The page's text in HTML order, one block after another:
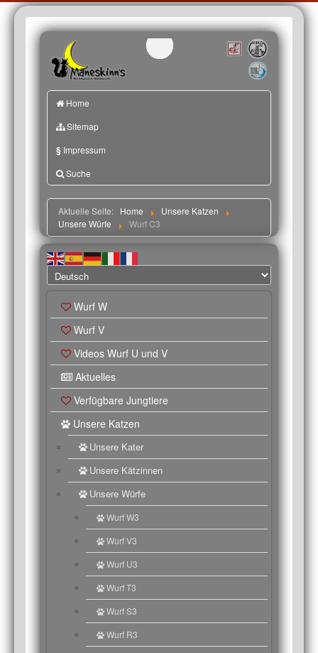
Home
Sitemap
§ Impressum
Suche
Aktuelle Seite: Home
Unsere Katzen
Unsere Würfe
Wurf C3
Wurf W
Wurf V
Videos Wurf U und V
Aktuelles
Verfügbare Jungtiere
Unsere Katzen
Unsere Kater
Unsere Kätzinnen
Unsere Würfe
Wurf W3
Wurf V3
Wurf U3
Wurf T3
Wurf S3
Wurf R3